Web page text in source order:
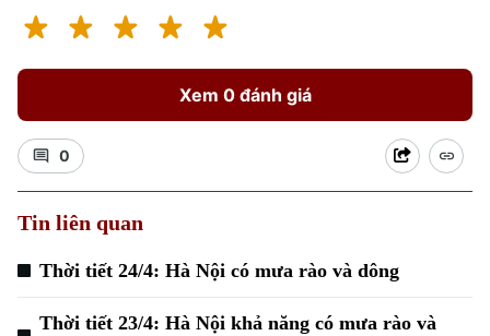
Xem 0 đánh giá
0
Tin liên quan
Thời tiết 24/4: Hà Nội có mưa rào và dông
Thời tiết 23/4: Hà Nội khả năng có mưa rào và